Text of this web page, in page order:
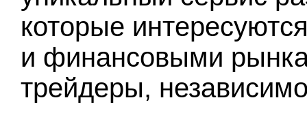
которые
и финансовыми
трейдеры,